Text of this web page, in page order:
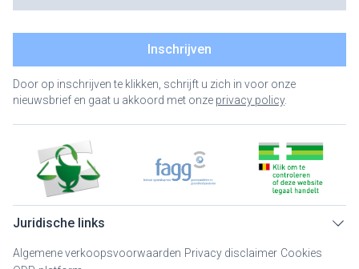
Inschrijven
Door op inschrijven te klikken, schrijft u zich in voor onze
nieuwsbrief en gaat u akkoord met onze privacy policy.
Juridische links
Algemene verkoopsvoorwaarden Privacy disclaimer Cookies